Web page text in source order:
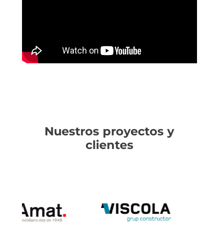
Nuestros proyectos y
clientes